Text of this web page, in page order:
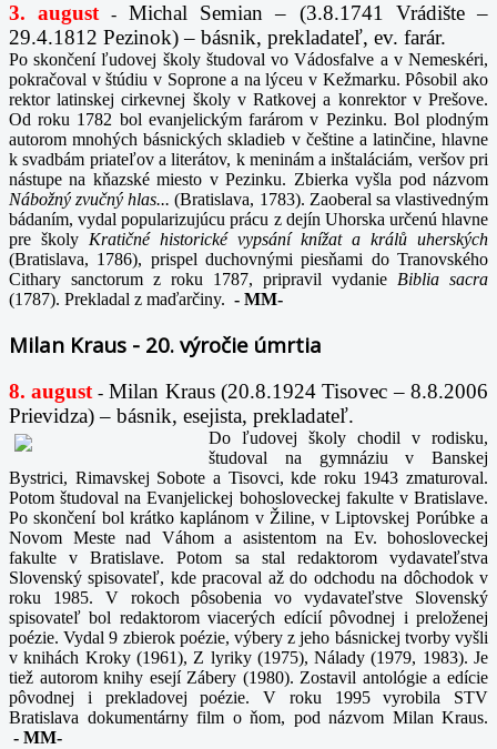
3. august -Michal Semian – (3.8.1741 Vrádište –
29.4.1812 Pezinok) – básnik, prekladateľ, ev. farár.
Po skončení ľudovej školy študoval vo Vádosfalve a v Nemeskéri,
pokračoval v štúdiu v Soprone a na lýceu v Kežmarku. Pôsobil ako
rektor latinskej cirkevnej školy v Ratkovej a konrektor v Prešove.
Od roku 1782 bol evanjelickým farárom v Pezinku. Bol plodným
autorom mnohých básnických skladieb v češtine a latinčine, hlavne
k svadbám priateľov a literátov, k meninám a inštaláciám, veršov pri
nástupe na kňazské miesto v Pezinku. Zbierka vyšla pod názvom
Nábožný zvučný hlas...(Bratislava, 1783). Zaoberal sa vlastivedným
bádaním, vydal popularizujúcu prácu z dejín Uhorska určenú hlavne
pre školy Kratičné historické vypsání knížat a králů uherských
(Bratislava, 1786), prispel duchovnými piesňami do Tranovského
Cithary sanctorum z roku 1787, pripravil vydanie Biblia sacra
(1787). Prekladal z maďarčiny. - MM-
Milan Kraus - 20. výročie úmrtia
8. august -Milan Kraus (20.8.1924 Tisovec – 8.8.2006
Prievidza) – básnik, esejista, prekladateľ.
Do ľudovej školy chodil v rodisku,
študoval na gymnáziu v Banskej
Bystrici, Rimavskej Sobote a Tisovci, kde roku 1943 zmaturoval.
Potom študoval na Evanjelickej bohosloveckej fakulte v Bratislave.
Po skončení bol krátko kaplánom v Žiline, v Liptovskej Porúbke a
Novom Meste nad Váhom a asistentom na Ev. bohosloveckej
fakulte v Bratislave. Potom sa stal redaktorom vydavateľstva
Slovenský spisovateľ, kde pracoval až do odchodu na dôchodok v
roku 1985. V rokoch pôsobenia vo vydavateľstve Slovenský
spisovateľ bol redaktorom viacerých edícií pôvodnej i preloženej
poézie. Vydal 9 zbierok poézie, výbery z jeho básnickej tvorby vyšli
v knihách Kroky (1961), Z lyriky (1975), Nálady (1979, 1983). Je
tiež autorom knihy esejí Zábery (1980). Zostavil antológie a edície
pôvodnej i prekladovej poézie. V roku 1995 vyrobila STV
Bratislava dokumentárny film o ňom, pod názvom Milan Kraus.
- MM-